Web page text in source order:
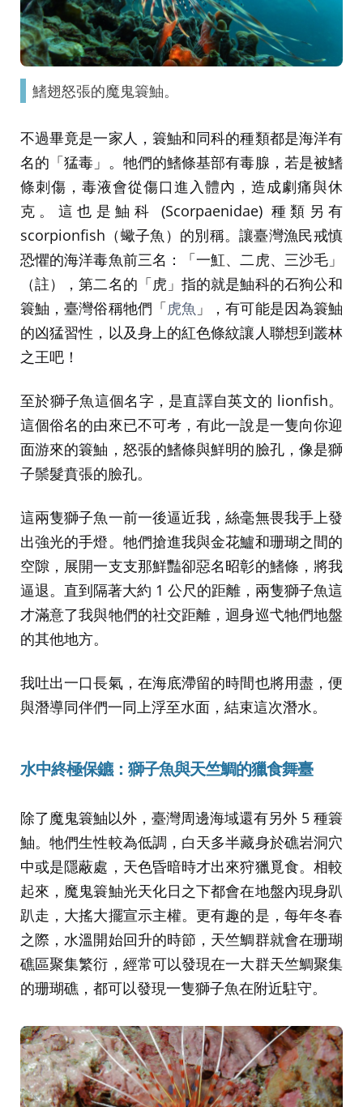
鰭翅怒張的魔鬼簑鮋。
不過畢竟是一家人，簑鮋和同科的種類都是海洋有
名的「猛毒」。牠們的鰭條基部有毒腺，若是被鰭
條刺傷，毒液會從傷口進入體內，造成劇痛與休
克。這也是鮋科 (Scorpaenidae) 種類另有
scorpionfish（蠍子魚）的別稱。讓臺灣漁民戒慎
恐懼的海洋毒魚前三名：「一魟、二虎、三沙毛」
（註），第二名的「虎」指的就是鮋科的石狗公和
簑鮋，臺灣俗稱牠們「虎魚 」，有可能是因為簑鮋
的凶猛習性，以及身上的紅色條紋讓人聯想到叢林
之王吧！
至於獅子魚這個名字，是直譯自英文的 lionfish。
這個俗名的由來已不可考，有此一說是一隻向你迎
面游來的簑鮋，怒張的鰭條與鮮明的臉孔，像是獅
子鬃髮賁張的臉孔。
這兩隻獅子魚一前一後逼近我，絲毫無畏我手上發
出強光的手燈。牠們搶進我與金花鱸和珊瑚之間的
空隙，展開一支支那鮮豔卻惡名昭彰的鰭條，將我
逼退。直到隔著大約 1 公尺的距離，兩隻獅子魚這
才滿意了我與牠們的社交距離，迴身巡弋牠們地盤
的其他地方。
我吐出一口長氣，在海底滯留的時間也將用盡，便
與潛導同伴們一同上浮至水面，結束這次潛水。
水中終極保鑣：獅子魚與天竺鯛的獵食舞臺
除了魔鬼簑鮋以外，臺灣周邊海域還有另外 5 種簑
鮋。牠們生性較為低調，白天多半藏身於礁岩洞穴
中或是隱蔽處，天色昏暗時才出來狩獵覓食。相較
起來，魔鬼簑鮋光天化日之下都會在地盤內現身趴
趴走，大搖大擺宣示主權。更有趣的是，每年冬春
之際，水溫開始回升的時節，天竺鯛群就會在珊瑚
礁區聚集繁衍，經常可以發現在一大群天竺鯛聚集
的珊瑚礁，都可以發現一隻獅子魚在附近駐守。